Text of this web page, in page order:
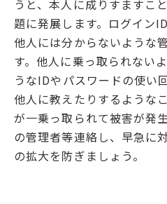
うと、本人に成りすますこ
題に発展します。ログイン
他人には分からないような
す。他人に乗っ取られない
うなIDやパスワードの使い
他人に教えたりするような
が一乗っ取られて被害が発
の管理者等連絡し、早急に
の拡大を防ぎましょう。